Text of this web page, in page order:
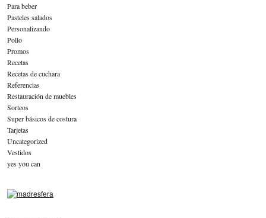
Para beber
Pasteles salados
Personalizando
Pollo
Promos
Recetas
Recetas de cuchara
Referencias
Restauración de muebles
Sorteos
Super básicos de costura
Tarjetas
Uncategorized
Vestidos
yes you can